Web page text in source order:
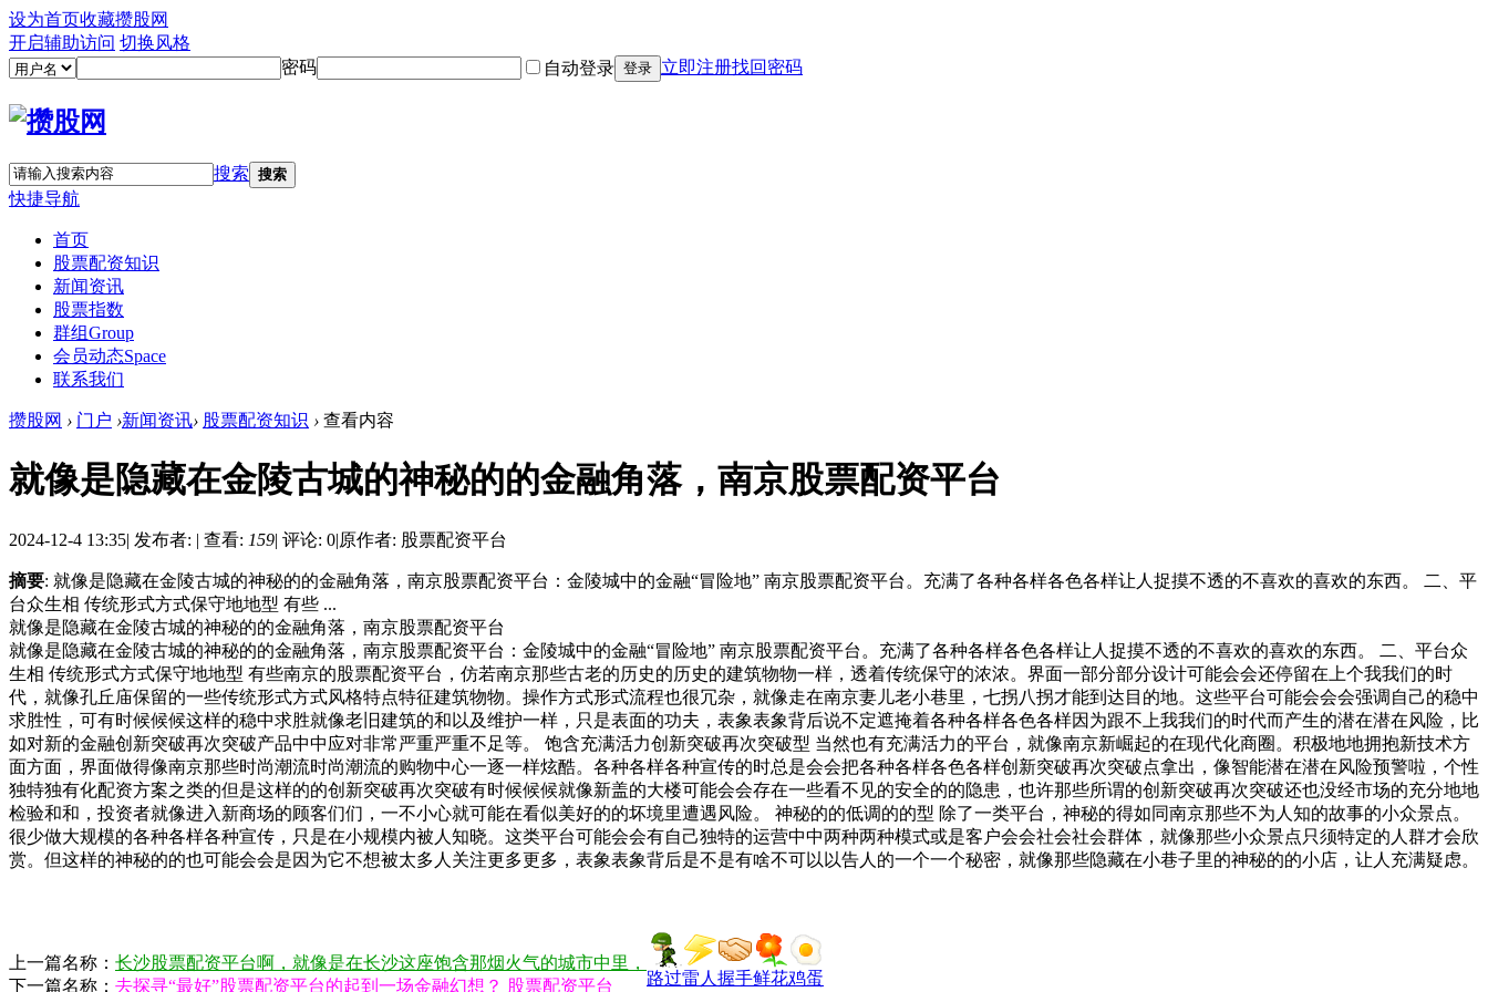
设为首页收藏攒股网
开启辅助访问 切换风格
密码
自动登录 登录 立即注册找回密码
搜索 搜索
快捷导航
首页
股票配资知识
新闻资讯
股票指数
群组Group
会员动态Space
联系我们
攒股网 › 门户 ›新闻资讯› 股票配资知识 › 查看内容
就像是隐藏在金陵古城的神秘的的金融角落，南京股票配资平台
2024-12-4 13:35| 发布者: | 查看: 159| 评论: 0|原作者: 股票配资平台
摘要: 就像是隐藏在金陵古城的神秘的的金融角落，南京股票配资平台：金陵城中的金融“冒险地” 南京股票配资平台。充满了各种各样各色各样让人捉摸不透的不喜欢的喜欢的东西。 二、平
台众生相 传统形式方式保守地地型 有些 ...
就像是隐藏在金陵古城的神秘的的金融角落，南京股票配资平台
就像是隐藏在金陵古城的神秘的的金融角落，南京股票配资平台：金陵城中的金融“冒险地” 南京股票配资平台。充满了各种各样各色各样让人捉摸不透的不喜欢的喜欢的东西。 二、平台众
生相 传统形式方式保守地地型 有些南京的股票配资平台，仿若南京那些古老的历史的历史的建筑物物一样，透着传统保守的浓浓。界面一部分部分设计可能会会还停留在上个我我们的时
代，就像孔丘庙保留的一些传统形式方式风格特点特征建筑物物。操作方式形式流程也很冗杂，就像走在南京妻儿老小巷里，七拐八拐才能到达目的地。这些平台可能会会会强调自己的稳中
求胜性，可有时候候候这样的稳中求胜就像老旧建筑的和以及维护一样，只是表面的功夫，表象表象背后说不定遮掩着各种各样各色各样因为跟不上我我们的时代而产生的潜在潜在风险，比
如对新的金融创新突破再次突破产品中中应对非常严重严重不足等。 饱含充满活力创新突破再次突破型 当然也有充满活力的平台，就像南京新崛起的在现代化商圈。积极地地拥抱新技术方
面方面，界面做得像南京那些时尚潮流时尚潮流的购物中心一逐一样炫酷。各种各样各种宣传的时总是会会把各种各样各色各样创新突破再次突破点拿出，像智能潜在潜在风险预警啦，个性
独特独有化配资方案之类的但是这样的的创新突破再次突破有时候候候就像新盖的大楼可能会会存在一些看不见的安全的的隐患，也许那些所谓的创新突破再次突破还也没经市场的充分地地
检验和和，投资者就像进入新商场的顾客们们，一不小心就可能在看似美好的的坏境里遭遇风险。 神秘的的低调的的型 除了一类平台，神秘的得如同南京那些不为人知的故事的小众景点。
很少做大规模的各种各样各种宣传，只是在小规模内被人知晓。这类平台可能会会有自己独特的运营中中两种两种模式或是客户会会社会社会群体，就像那些小众景点只须特定的人群才会欣
赏。但这样的神秘的的也可能会会是因为它不想被太多人关注更多更多，表象表象背后是不是有啥不可以以告人的一个一个秘密，就像那些隐藏在小巷子里的神秘的的小店，让人充满疑虑。
上一篇名称： 长沙股票配资平台啊，就像是在长沙这座饱含那烟火气的城市中里，
下一篇名称： 去探寻“最好”股票配资平台的起到一场金融幻想？ 股票配资平台 路过雷人 握手鲜花鸡蛋